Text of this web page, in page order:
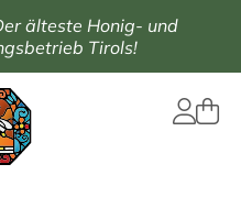
älteste Honig- und
Tirols!